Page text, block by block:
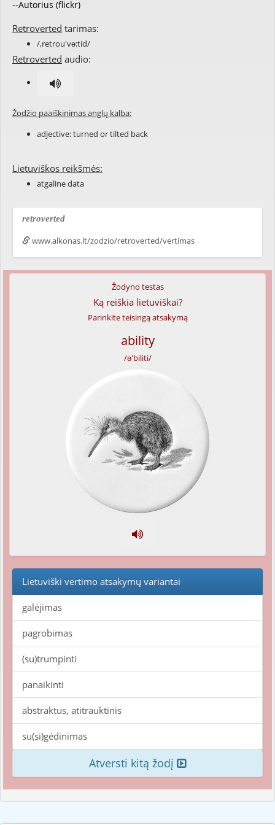
--Autorius (flickr)
Retroverted tarimas:
/,retrou'və:tid/
Retroverted audio:
Žodžio paaiškinimas anglų kalba:
adjective:turned ortilted back
Lietuviškos reikšmės:
atgaline data
retroverted
www.alkonas.lt/zodzio/retroverted/vertimas
Žodyno testas
Ką reiškia lietuviškai?
Parinkite teisingą atsakymą
ability
/ə'biliti/
Lietuviški vertimo atsakymų variantai
galėjimas
pagrobimas
(su)trumpinti
panaikinti
abstraktus, atitrauktinis
su(si)gėdinimas
Atversti kitą žodį